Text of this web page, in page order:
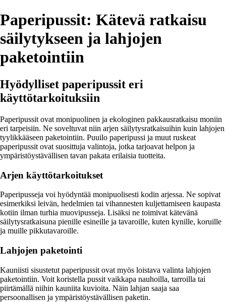
Paperipussit: Kätevä ratkaisu
säilytykseen ja lahjojen
paketointiin
Hyödylliset paperipussit eri
käyttötarkoituksiin
Paperipussit ovat monipuolinen ja ekologinen pakkausratkaisu moniin
eri tarpeisiin. Ne soveltuvat niin arjen säilytysratkaisuihin kuin lahjojen
tyylikkääseen paketointiin. Puuilo paperipussi ja muut ruskeat
paperipussit ovat suosittuja valintoja, jotka tarjoavat helpon ja
ympäristöystävällisen tavan pakata erilaisia tuotteita.
Arjen käyttötarkoitukset
Paperipusseja voi hyödyntää monipuolisesti kodin arjessa. Ne sopivat
esimerkiksi leivän, hedelmien tai vihannesten kuljettamiseen kaupasta
kotiin ilman turhia muovipusseja. Lisäksi ne toimivat kätevänä
säilytysratkaisuna pienille esineille ja tavaroille, kuten kynille, koruille
ja muille pikkutavaroille.
Lahjojen paketointi
Kauniisti sisustetut paperipussit ovat myös loistava valinta lahjojen
paketointiin. Voit koristella pussit vaikkapa nauhoilla, tarroilla tai
piirtämällä niihin kauniita kuvioita. Näin lahjan saaja saa
persoonallisen ja ympäristöystävällisen paketin.